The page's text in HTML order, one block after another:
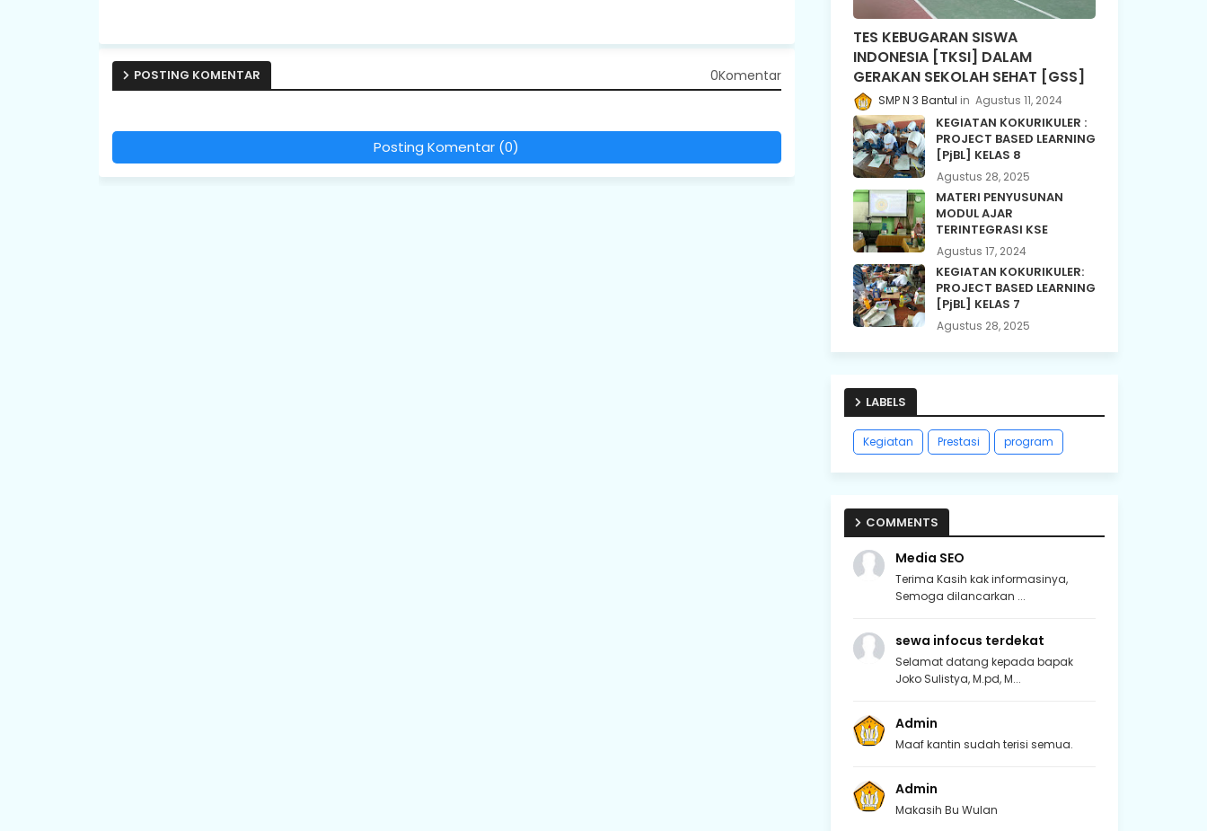
POSTING KOMENTAR 0Komentar
Posting Komentar (0)
TES KEBUGARAN SISWA
INDONESIA [TKSI] DALAM
GERAKAN SEKOLAH SEHAT [GSS]
SMP N 3 Bantul Agustus 11, 2024
KEGIATAN KOKURIKULER :
PROJECT BASED LEARNING
[PjBL] KELAS 8
Agustus 28, 2025
MATERI PENYUSUNAN
MODUL AJAR
TERINTEGRASI KSE
Agustus 17, 2024
KEGIATAN KOKURIKULER:
PROJECT BASED LEARNING
[PjBL] KELAS 7
Agustus 28, 2025
LABELS
Kegiatan Prestasi program
COMMENTS
Media SEO
Terima Kasih kak informasinya,
Semoga dilancarkan ...
sewa infocus terdekat
Selamat datang kepada bapak
Joko Sulistya, M.pd, M...
Admin
Maaf kantin sudah terisi semua.
Admin
Makasih Bu Wulan